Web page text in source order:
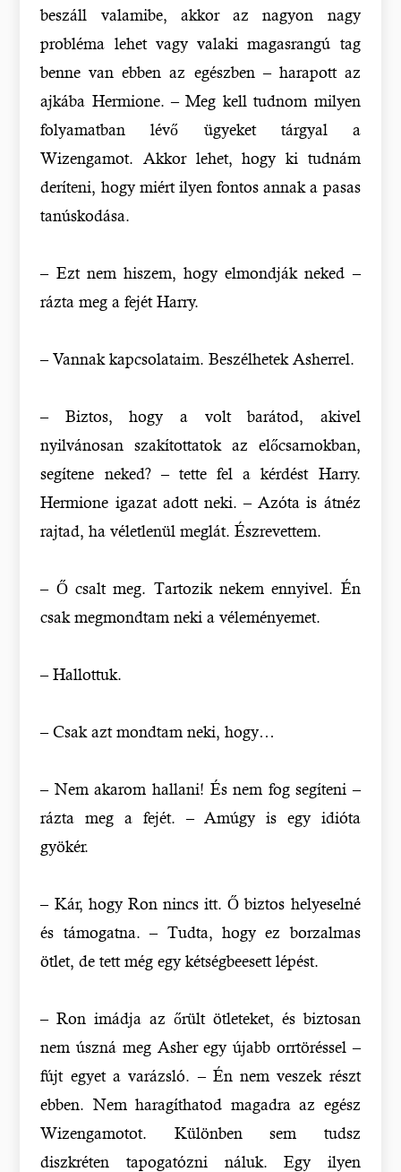
beszáll valamibe, akkor az nagyon nagy
probléma lehet vagy valaki magasrangú tag
benne van ebben az egészben – harapott az
ajkába Hermione. – Meg kell tudnom milyen
folyamatban lévő ügyeket tárgyal a
Wizengamot. Akkor lehet, hogy ki tudnám
deríteni, hogy miért ilyen fontos annak a pasas
tanúskodása.
– Ezt nem hiszem, hogy elmondják neked –
rázta meg a fejét Harry.
– Vannak kapcsolataim. Beszélhetek Asherrel.
– Biztos, hogy a volt barátod, akivel
nyilvánosan szakítottatok az előcsarnokban,
segítene neked? – tette fel a kérdést Harry.
Hermione igazat adott neki. – Azóta is átnéz
rajtad, ha véletlenül meglát. Észrevettem.
– Ő csalt meg. Tartozik nekem ennyivel. Én
csak megmondtam neki a véleményemet.
– Hallottuk.
– Csak azt mondtam neki, hogy…
– Nem akarom hallani! És nem fog segíteni –
rázta meg a fejét. – Amúgy is egy idióta
gyökér.
– Kár, hogy Ron nincs itt. Ő biztos helyeselné
és támogatna. – Tudta, hogy ez borzalmas
ötlet, de tett még egy kétségbeesett lépést.
– Ron imádja az őrült ötleteket, és biztosan
nem úszná meg Asher egy újabb orrtöréssel –
fújt egyet a varázsló. – Én nem veszek részt
ebben. Nem haragíthatod magadra az egész
Wizengamotot. Különben sem tudsz
diszkréten tapogatózni náluk. Egy ilyen